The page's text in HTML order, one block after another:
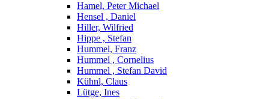
Hamel, Peter Michael
Hensel , Daniel
Hiller, Wilfried
Hippe , Stefan
Hummel, Franz
Hummel , Cornelius
Hummel , Stefan David
Kühnl, Claus
Lütge, Ines